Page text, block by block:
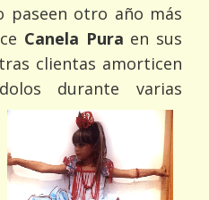
paseen otro año más
Canela Pura en sus
clientas amorticen
durante varias